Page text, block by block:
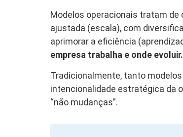
Modelos operacionais tratam
ajustada (escala), com
aprimorar a eficiência
empresa trabalha e onde evoluir.
Tradicionalmente, tanto
intencionalidade estratégica da
“não mudanças”.